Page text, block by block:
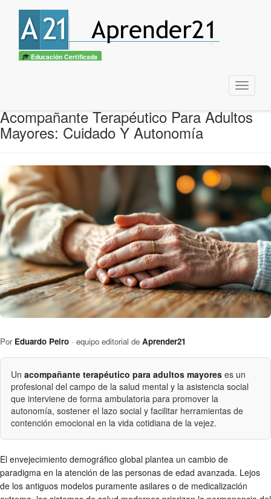
Educación Certificada
Menu
Acompañante Terapéutico Para Adultos
Mayores: Cuidado Y Autonomía
Por Eduardo Peiro · equipo editorial de Aprender21
Un acompañante terapéutico para adultos mayoreses un
profesional del campo de la salud mental y la asistencia social
que interviene de forma ambulatoria para promover la
autonomía, sostener el lazo social y facilitar herramientas de
contención emocional en la vida cotidiana de la vejez.
El envejecimiento demográfico global plantea un cambio de
paradigma en la atención de las personas de edad avanzada. Lejos
de los antiguos modelos puramente asilares o de medicalización